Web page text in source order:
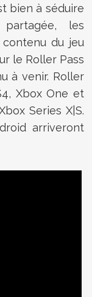
bien à séduire
les
du jeu
le Roller Pass
à venir. Roller
Xbox One et
Series X|S.
arriveront